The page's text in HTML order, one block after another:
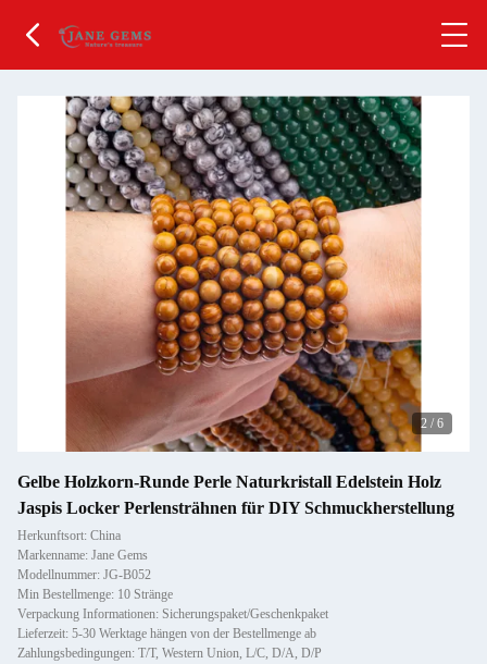
2 / 6
Gelbe Holzkorn-Runde Perle Naturkristall Edelstein Holz
Jaspis Locker Perlensträhnen für DIY Schmuckherstellung
Herkunftsort: China
Markenname: Jane Gems
Modellnummer: JG-B052
Min Bestellmenge: 10 Stränge
Verpackung Informationen: Sicherungspaket/Geschenkpaket
Lieferzeit: 5-30 Werktage hängen von der Bestellmenge ab
Zahlungsbedingungen: T/T, Western Union, L/C, D/A, D/P